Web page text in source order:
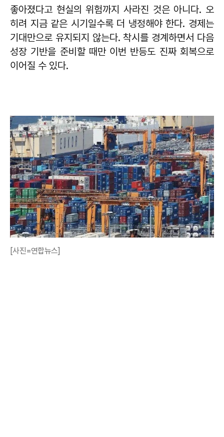
좋아졌다고 현실의 위험까지 사라진 것은 아니다. 오
히려 지금 같은 시기일수록 더 냉정해야 한다. 경제는
기대만으로 유지되지 않는다. 착시를 경계하면서 다음
성장 기반을 준비할 때만 이번 반등도 진짜 회복으로
이어질 수 있다.
[사진=연합뉴스]